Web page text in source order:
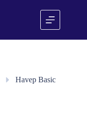
»
Havep Basic